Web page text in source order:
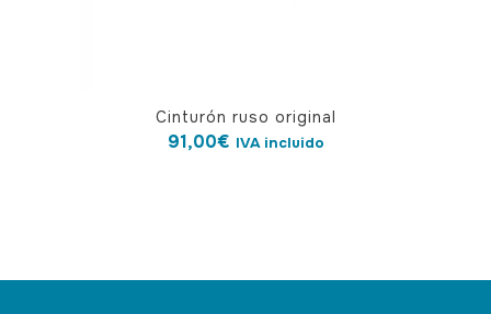
Cinturón ruso original
91,00€ IVA incluido